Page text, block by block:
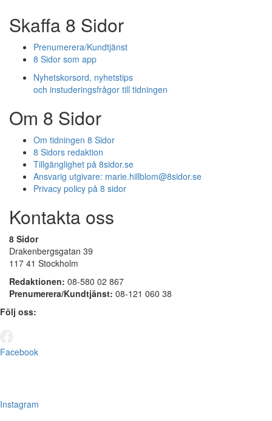
Skaffa 8 Sidor
Prenumerera/Kundtjänst
8 Sidor som app
Nyhetskorsord, nyhetstips
och instuderingsfrågor till tidningen
Om 8 Sidor
Om tidningen 8 Sidor
8 Sidors redaktion
Tillgänglighet på 8sidor.se
Ansvarig utgivare: marie.hillblom@8sidor.se
Privacy policy på 8 sidor
Kontakta oss
8 Sidor
Drakenbergsgatan 39
117 41 Stockholm
Redaktionen: 08-580 02 867
Prenumerera/Kundtjänst: 08-121 060 38
Följ oss:
Facebook
Instagram